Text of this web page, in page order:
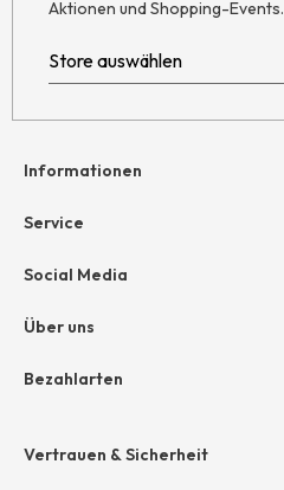
Aktionen und Shopping-Events.
Informationen
Hilfe & Kontakt
AGB
Widerruf
Impressum
Service
Geschenkgutscheine
Größentabelle
Social Media
Über uns
Unternehmen
Bezahlarten
Amazon Pay
Vertrauen & Sicherheit